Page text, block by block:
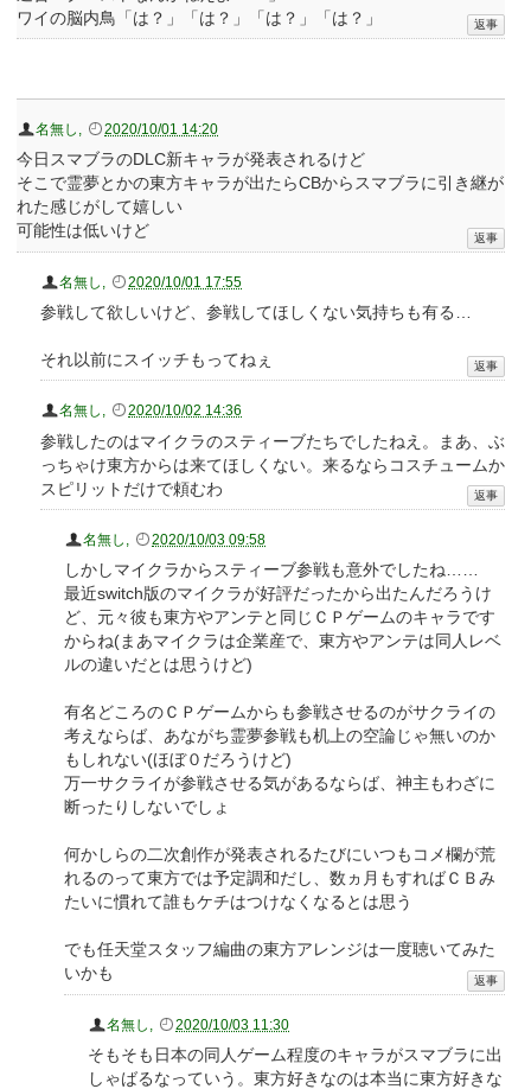
ワイの脳内鳥「は？」「は？」「は？」「は？」
名無し 2020/10/01 14:20
今日スマブラのDLC新キャラが発表されるけど
そこで霊夢とかの東方キャラが出たらCBからスマブラに引き継が
れた感じがして嬉しい
可能性は低いけど
名無し 2020/10/01 17:55
参戦して欲しいけど、参戦してほしくない気持ちも有る…
それ以前にスイッチもってねぇ
名無し , 2020/10/02 14:36
参戦したのはマイクラのスティーブたちでしたねえ。まあ、ぶ
っちゃけ東方からは来てほしくない。来るならコスチュームか
スピリットだけで頼むわ
名無し 2020/10/03 09:58
しかしマイクラからスティーブ参戦も意外でしたね……
最近switch版のマイクラが好評だったから出たんだろうけ
ど、元々彼も東方やアンテと同じＣＰゲームのキャラです
からね(まあマイクラは企業産で、東方やアンテは同人レベ
ルの違いだとは思うけど)
有名どころのＣＰゲームからも参戦させるのがサクライの
考えならば、あながち霊夢参戦も机上の空論じゃ無いのか
もしれない(ほぼ０だろうけど)
万一サクライが参戦させる気があるならば、神主もわざに
断ったりしないでしょ
何かしらの二次創作が発表されるたびにいつもコメ欄が荒
れるのって東方では予定調和だし、数ヵ月もすればＣＢみ
たいに慣れて誰もケチはつけなくなるとは思う
でも任天堂スタッフ編曲の東方アレンジは一度聴いてみた
いかも
名無し 2020/10/03 11:30
そもそも日本の同人ゲーム程度のキャラがスマブラに出
しゃばるなっていう。東方好きなのは本当に東方好きな